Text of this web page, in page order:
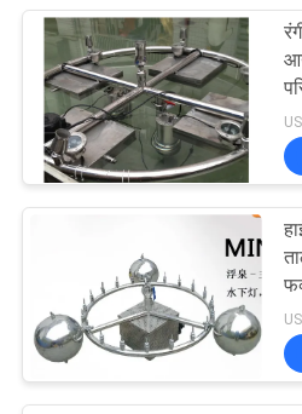
वाणिज्यिक
फ़िल्टर
वाटरप्रूफ अंडर
एलईडी लाइट्स